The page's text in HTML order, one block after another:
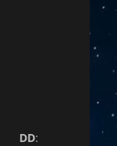
DD: